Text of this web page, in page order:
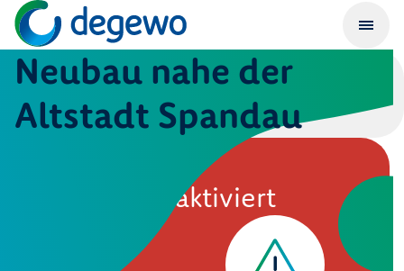
Neubau nahe der
Altstadt Spandau
Inserat deaktiviert